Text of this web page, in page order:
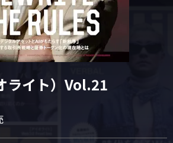
イト）Vol.21